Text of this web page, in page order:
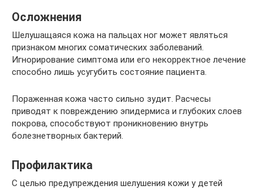
Осложнения
Шелушащаяся кожа на пальцах ног может являться
признаком многих соматических заболеваний.
Игнорирование симптома или его некорректное лечение
способно лишь усугубить состояние пациента.
Пораженная кожа часто сильно зудит. Расчесы
приводят к повреждению эпидермиса и глубоких слоев
покрова, способствуют проникновению внутрь
болезнетворных бактерий.
Профилактика
С целью предупреждения шелушения кожи у детей